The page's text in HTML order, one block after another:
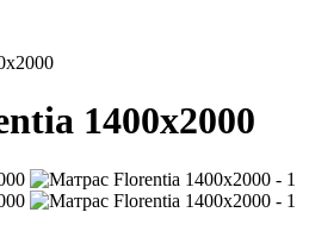
1400х2000